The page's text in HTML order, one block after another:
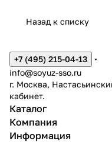
Назад к списку
+7 (495) 215-04-13
info@soyuz-sso.ru
г. Москва,
кабинет.
Каталог
Компания
Информация